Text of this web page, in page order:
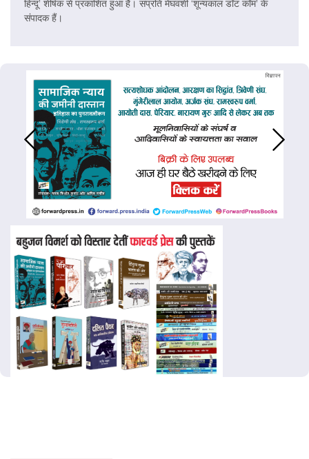
हिन्दू’ शीर्षक से प्रकाशित हुआ है। संप्रति मेघवंशी ‘शून्यकाल डॉट कॉम’ के
संपादक हैं।